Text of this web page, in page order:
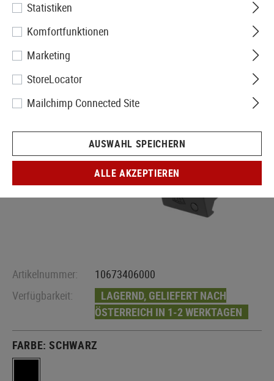
Metal QF BUIS Set
Artikelnummer:
10673406000
Verfügbarkeit:
LAGERND, GELIEFERT NACH
ÖSTERREICH IN 1-2 WERKTAGEN
FARBE:SCHWARZ
Statistiken
Komfortfunktionen
Marketing
StoreLocator
Mailchimp Connected Site
AUSWAHL SPEICHERN
ALLE AKZEPTIEREN